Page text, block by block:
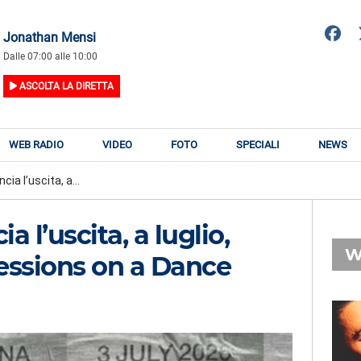
Jonathan Mensi
Dalle 07:00 alle 10:00
ASCOLTA LA DIRETTA
WEB RADIO VIDEO FOTO SPECIALI NEWS
l’uscita, a...
l’uscita, a luglio,
on a Dance
LUCA CARBONI
Luca lo Stesso